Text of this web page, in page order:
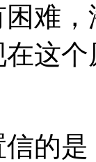
难
这
是